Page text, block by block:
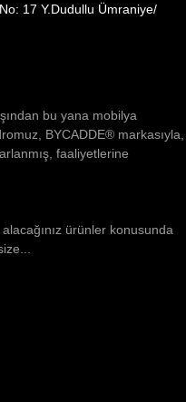
17 Y.Dudullu Ümraniye/
bu yana mobilya
BYCADDE® markasıyla,
faaliyetlerine
ürünler konusunda